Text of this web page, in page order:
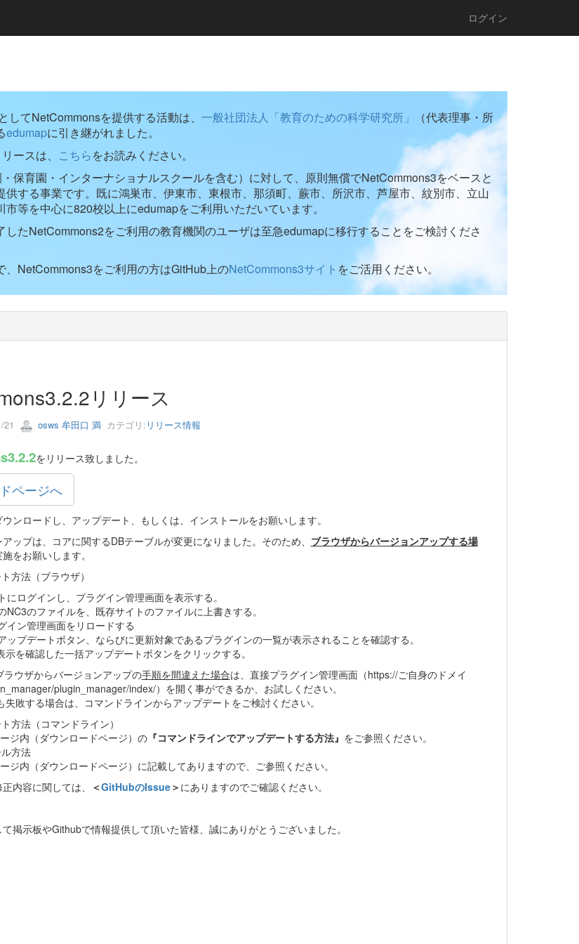
ログイン
てNetCommonsを提供する活動は、 一般社団法人「教育のための科学研究所」
（代表理事・所
edumapに引き継がれました。
ースは、 こちらをお読みください。
保育園・インターナショナルスクールを含む）に対して、原則無償でNetCommons3をベースと
供する事業です。既に鴻巣市、伊東市、東根市、那須町、蕨市、所沢市、芦屋市、紋別市、立山
等を中心に820校以上にedumapをご利用いただいています。
したNetCommons2をご利用の教育機関のユーザは至急edumapに移行することをご検討くださ
、NetCommons3をご利用の方はGitHub上のNetCommons3サイト をご活用ください。
リリース
21 osws 牟田口 満カテゴリ: リリース情報
をリリース致しました。
ページへ
ウンロードし、アップデート、もしくは、インストールをお願いします。
ップは、コアに関するDBテーブルが変更になりました。そのため、 ブラウザからバージョンアップする場
をお願いします。
方法（ブラウザ）
にログインし、プラグイン管理画面を表示する。
NC3のファイルを、既存サイトのファイルに上書きする。
イン管理画面をリロードする
ップデートボタン、ならびに更新対象であるプラグインの一覧が表示されることを確認する。
示を確認した一括アップデートボタンをクリックする。
ラウザからバージョンアップの手順を間違えた場合は、直接プラグイン管理画面（https://ご自身のドメイ
plugin_manager/index/）を開く事ができるか、お試しください。
失敗する場合は、コマンドラインからアップデートをご検討ください。
方法（コマンドライン）
ジ内（ダウンロードページ）の『コマンドラインでアップデートする方法』 をご参照ください。
方法
ジ内（ダウンロードページ）に記載してありますので、ご参照ください。
内容に関しては、
＜GitHubのIssue＞ にありますのでご確認ください。
掲示板やGithubで情報提供して頂いた皆様、誠にありがとうございました。